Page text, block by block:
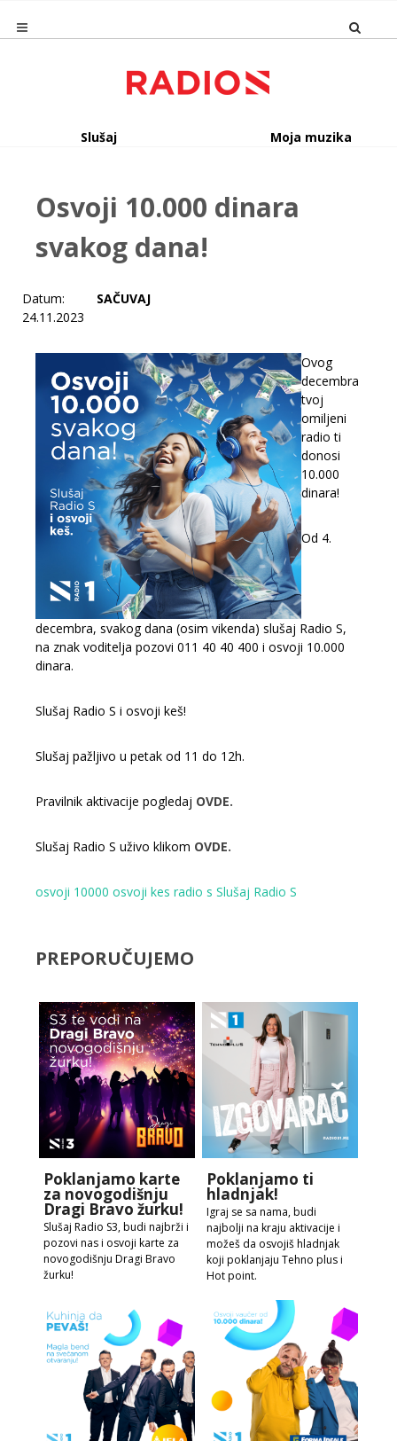
Slušaj Moja muzika
Osvoji 10.000 dinara
svakog dana!
Datum:
24.11.2023
SAČUVAJ
Ovog
decembra
tvoj
omiljeni
radio ti
donosi
10.000
dinara!
Od 4.
decembra, svakog dana (osim vikenda) slušaj Radio S,
na znak voditelja pozovi 011 40 40 400 i osvoji 10.000
dinara.
Slušaj Radio S i osvoji keš!
Slušaj pažljivo u petak od 11 do 12h.
Pravilnik aktivacije pogledaj OVDE.
Slušaj Radio S uživo klikom OVDE.
osvoji 10000 osvoji kes radio s Slušaj Radio S
PREPORUČUJEMO
Poklanjamo karte
za novogodišnju
Dragi Bravo žurku!
Slušaj Radio S3, budi najbrži i
pozovi nas i osvoji karte za
novogodišnju Dragi Bravo
žurku!
Poklanjamo ti
hladnjak!
Igraj se sa nama, budi
najbolji na kraju aktivacije i
možeš da osvojiš hladnjak
koji poklanjaju Tehno plus i
Hot point.